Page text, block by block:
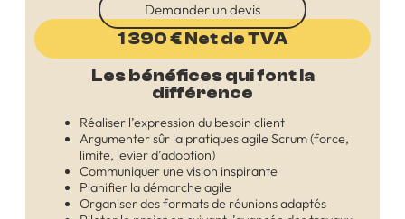
Demander un devis
1 390 € Net de TVA
Les bénéfices qui font la
différence
Réaliser l’expression du besoin client
Argumenter sûr la pratiques agile Scrum (force,
limite, levier d’adoption)
Communiquer une vision inspirante
Planifier la démarche agile
Organiser des formats de réunions adaptés